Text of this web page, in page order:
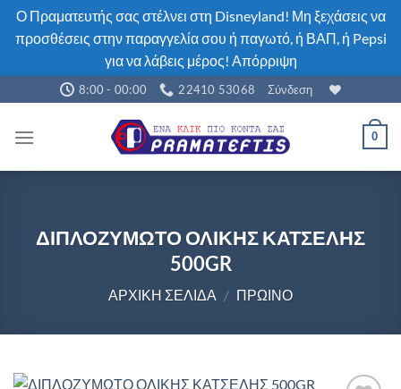
Ο Πραματευτής σας στέλνει στη Disneyland! Μη ξεχάσεις να
προσθέσεις στην παραγγελία σου ή παγωτό, ή ΒΑΠ, ή Pepsi
για να λάβεις μέρος! Απόρριψη
Μετάβαση
στο
περιεχόμενο
8:00 - 00:00 22410 53068 Σύνδεση
0
ΔΙΠΛΟΖΥΜΩΤΟ ΟΛΙΚΗΣ ΚΑΤΣΕΛΗΣ
500GR
ΑΡΧΙΚΉ ΣΕΛΊΔΑ / ΠΡΩΙΝΌ